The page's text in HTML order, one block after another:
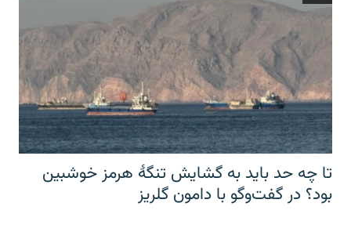
تا چه حد باید به گشایش تنگهٔ هرمز خوشبین
بود؟ در گفت‌وگو با دامون گلریز